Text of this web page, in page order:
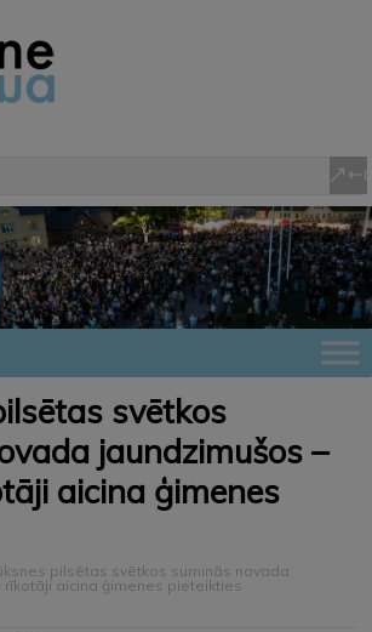
svētkos
jaundzimušos –
aicina ģimenes
pilsētas svētkos suminās novada
rīkotāji aicina ģimenes pieteikties